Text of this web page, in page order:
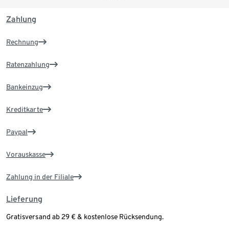
Zahlung
Rechnung
Ratenzahlung
Bankeinzug
Kreditkarte
Paypal
Vorauskasse
Zahlung in der Filiale
Lieferung
Gratisversand ab 29 € & kostenlose Rücksendung.